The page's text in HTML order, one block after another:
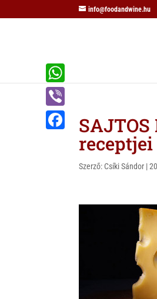
info@foodandwine.hu
Szerző: Csíki Sándor |
W
h
a
V